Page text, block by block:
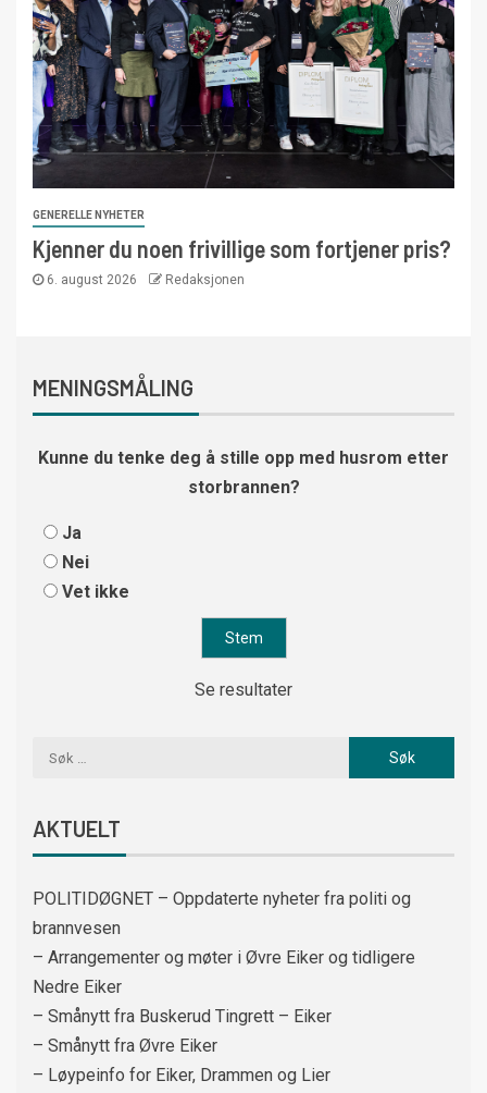
GENERELLE NYHETER
Kjenner du noen frivillige som fortjener pris?
6. august 2026 Redaksjonen
MENINGSMÅLING
Kunne du tenke deg å stille opp med husrom etter
storbrannen?
Ja
Nei
Vet ikke
Se resultater
AKTUELT
POLITIDØGNET – Oppdaterte nyheter fra politi og
brannvesen
– Arrangementer og møter i Øvre Eiker og tidligere
Nedre Eiker
– Smånytt fra Buskerud Tingrett – Eiker
– Smånytt fra Øvre Eiker
– Løypeinfo for Eiker, Drammen og Lier